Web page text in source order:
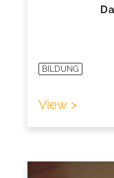
BILDUNG
View >